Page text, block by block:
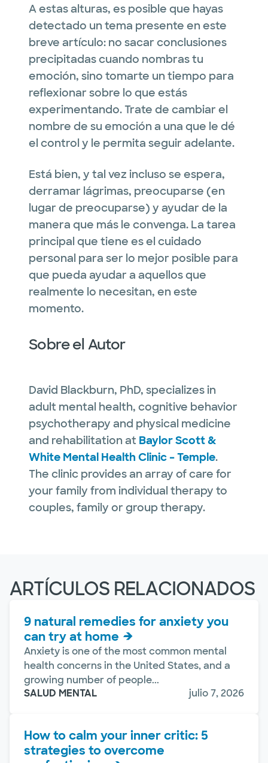
A estas alturas, es posible que hayas
detectado un tema presente en este
breve artículo: no sacar conclusiones
precipitadas cuando nombras tu
emoción, sino tomarte un tiempo para
reflexionar sobre lo que estás
experimentando. Trate de cambiar el
nombre de su emoción a una que le dé
el control y le permita seguir adelante.
Está bien, y tal vez incluso se espera,
derramar lágrimas, preocuparse (en
lugar de preocuparse) y ayudar de la
manera que más le convenga. La tarea
principal que tiene es el cuidado
personal para ser lo mejor posible para
que pueda ayudar a aquellos que
realmente lo necesitan, en este
momento.
Sobre el Autor
David Blackburn, PhD, specializes in
adult mental health, cognitive behavior
psychotherapy and physical medicine
and rehabilitation at Baylor Scott &
White Mental Health Clinic – Temple.
The clinic provides an array of care for
your family from individual therapy to
couples, family or group therapy.
ARTÍCULOS RELACIONADOS
9 natural remedies for anxiety you
can try at home
Anxiety is one of the most common mental
health concerns in the United States, and a
growing number of people...
SALUD MENTAL
julio 7, 2026
How to calm your inner critic: 5
strategies to overcome